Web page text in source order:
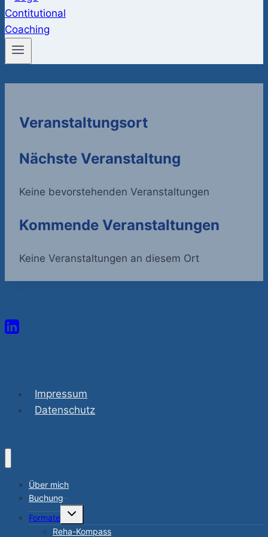
Veranstaltungsort
Nächste Veranstaltung
Keine bevorstehenden Veranstaltungen
Kommende Veranstaltungen
Keine Veranstaltungen an diesem Ort
Impressum
Datenschutz
Über mich
Buchung
Formate
Untermenü
umschalten
Reha-Kompass